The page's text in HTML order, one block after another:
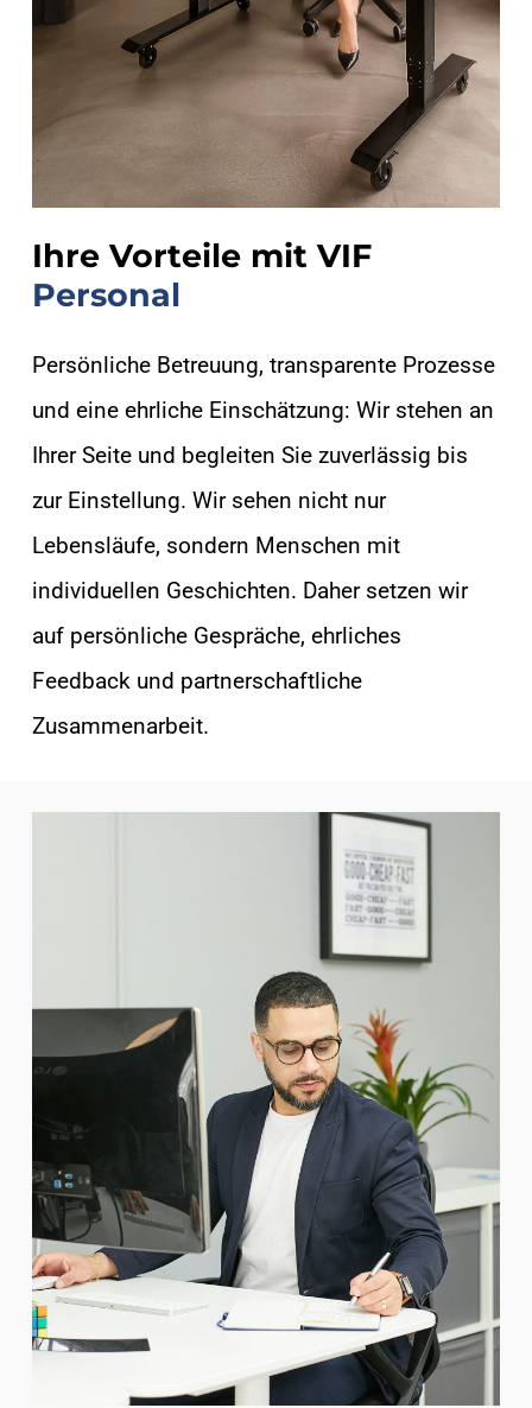
Ihre Vorteile mit VIF
Personal
Persönliche Betreuung, transparente Prozesse
und eine ehrliche Einschätzung: Wir stehen an
Ihrer Seite und begleiten Sie zuverlässig bis
zur Einstellung. Wir sehen nicht nur
Lebensläufe, sondern Menschen mit
individuellen Geschichten. Daher setzen wir
auf persönliche Gespräche, ehrliches
Feedback und partnerschaftliche
Zusammenarbeit.